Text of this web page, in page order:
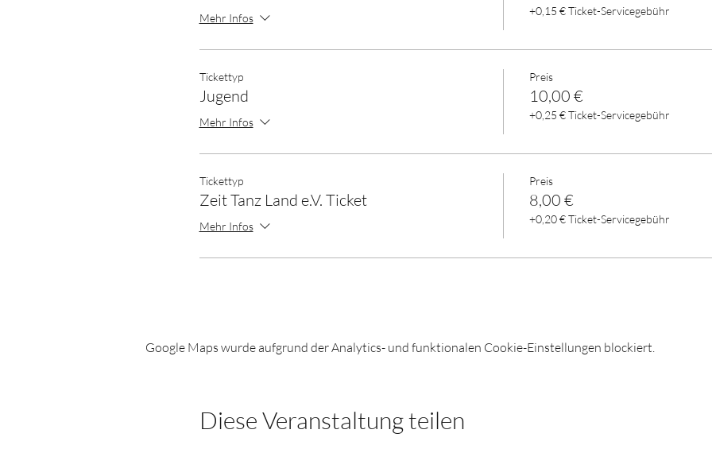
Mehr Infos
+0,15 € Ticket-Servicegebühr
Tickettyp
Jugend
Mehr Infos
Preis
10,00 €
+0,25 € Ticket-Servicegebühr
Tickettyp
Zeit Tanz Land e.V. Ticket
Mehr Infos
Preis
8,00 €
+0,20 € Ticket-Servicegebühr
Google Maps wurde aufgrund der Analytics- und funktionalen Cookie-Einstellungen blockiert.
Diese Veranstaltung teilen